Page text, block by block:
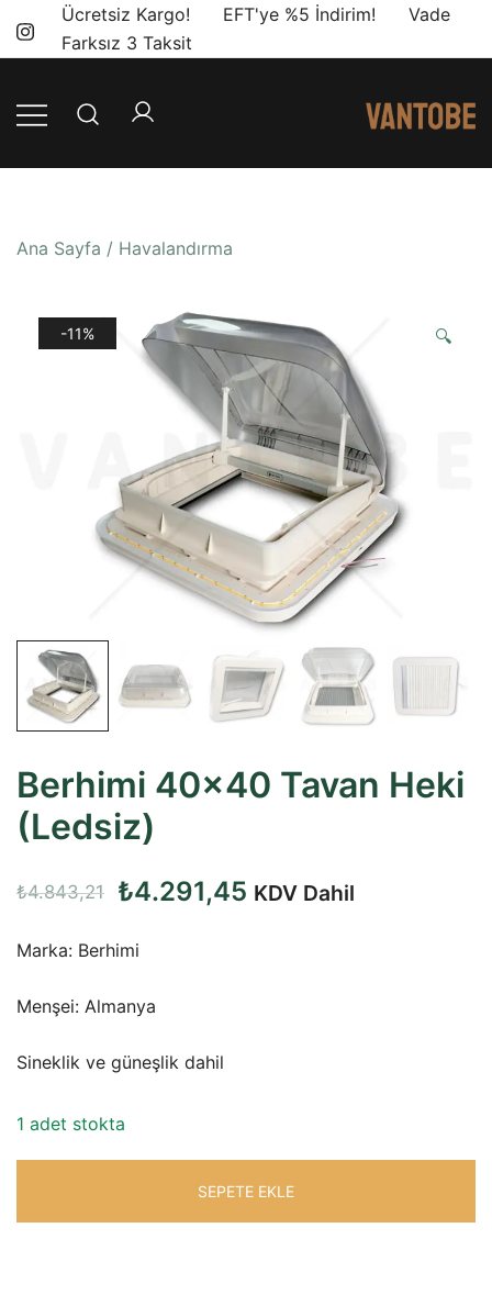
Ücretsiz Kargo! EFT'ye %5 İndirim! Vade
Farksız 3 Taksit
Ana Sayfa / Havalandırma
-11% 🔍
Berhimi 40×40 Tavan Heki
(Ledsiz)
₺4.843,21
Orijinal
₺4.291,45 Şu
KDV Dahil
Marka: Berhimi
Menşei: Almanya
Sineklik ve güneşlik dahil
1 adet stokta
SEPETE EKLE